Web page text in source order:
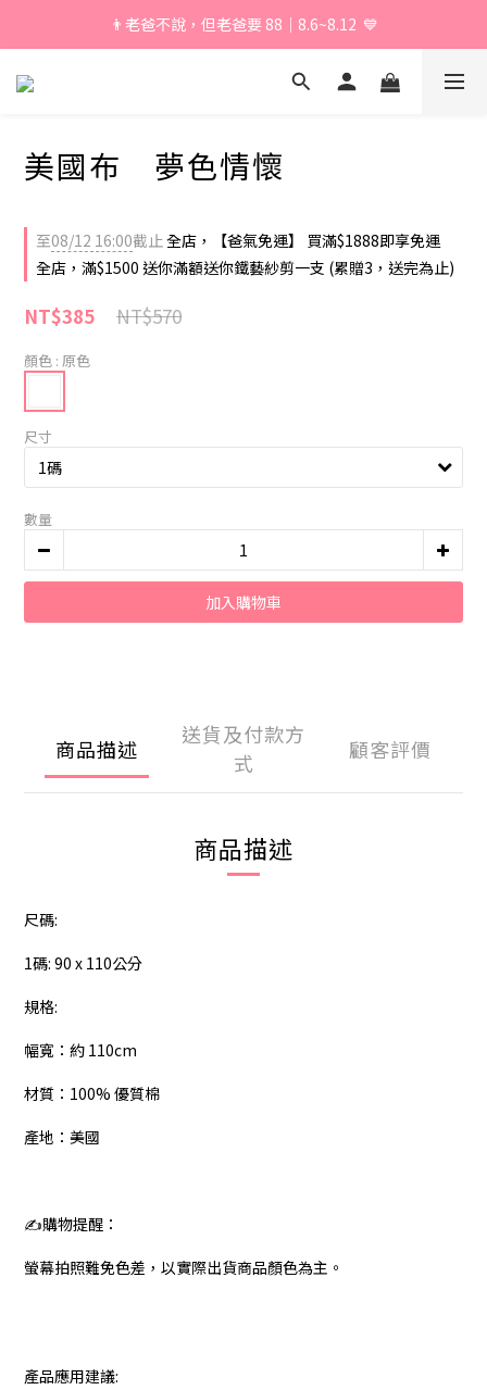
\ 加入會員享獨家折扣 /
👨老爸不說，但老爸要 88｜8.6~8.12  💙
\ 加入會員享獨家折扣 /
美國布 夢色情懷
至08/12 16:00截止全店，【爸氣免運】 買滿$1888即享免運
全店，滿$1500 送你滿額送你鐵藝紗剪一支 (累贈3，送完為止)
NT$570
NT$385
顏色 : 原色
尺寸
數量
加入購物車
商品描述
送貨及付款方
式
顧客評價
商品描述
尺碼:
1碼: 90 x 110公分
規格:
幅寬：約 110cm
材質：100% 優質棉
產地：美國
✍️購物提醒：
螢幕拍照難免色差，以實際出貨商品顏色為主。
產品應用建議: